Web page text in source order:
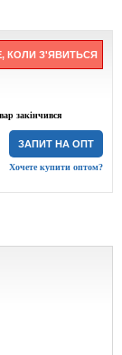
КОЛИ З'ЯВИТЬСЯ
закінчився
ЗАПИТ НА ОПТ
Хочете купити оптом?